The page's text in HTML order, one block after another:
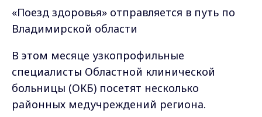
«Поезд здоровья» отправляется в путь по
Владимирской области
В этом месяце узкопрофильные
специалисты Областной клинической
больницы (ОКБ) посетят несколько
районных медучреждений региона.